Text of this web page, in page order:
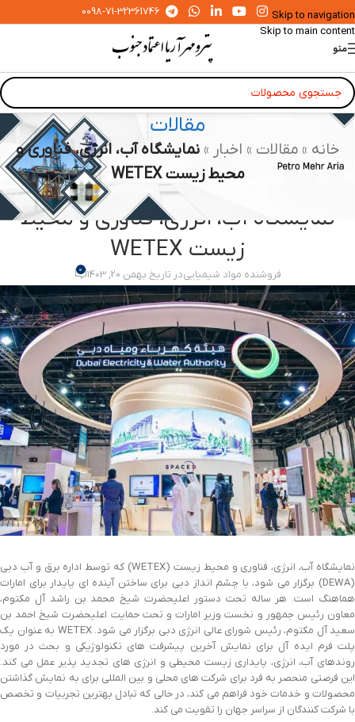
Skip to navigation
Skip to main content
0098-71-32361746
منو
مقالات
خانه » مقالات » اخبار » نمایشگاه آب، انرژی، فناوری و
محیط زیست WETEX
اخبار
نمایشگاه آب، انرژی، فناوری و محیط
زیست WETEX
فروشنده مواد شیمیاییدر تاریخ بهمن 20, 1403 0
نمایشگاه آب، انرژی، فناوری و محیط زیست (WETEX) که توسط اداره برق و آب دبی
(DEWA) برگزار می شود، با چشم انداز دبی برای ساختن آینده ای پایدار برای امارات
هماهنگ است. هر ساله تحت دستور اعلیحضرت شیخ محمد بن راشد آل مکتوم،
معاون رئیس جمهور و نخست وزیر امارات و تحت حمایت اعلیحضرت شیخ احمد بن
سعید آل مکتوم، رئیس شورای عالی انرژی دبی برگزار می شود. WETEX به عنوان یک
پلت فرم ایده آل برای نمایش آخرین پیشرفت های تکنولوژیکی و بحث در مورد
روندهای آب، انرژی، پایداری زیست محیطی و انرژی های تجدید پذیر عمل می کند.
این فرصتی منحصر به فرد برای شرکت های محلی و بین المللی برای به نمایش گذاشتن
محصولات و خدمات خود فراهم می کند، در حالی که تبادل بهترین تجربیات و تخصص
با شرکت کنندگان از سراسر جهان را تقویت می کند.